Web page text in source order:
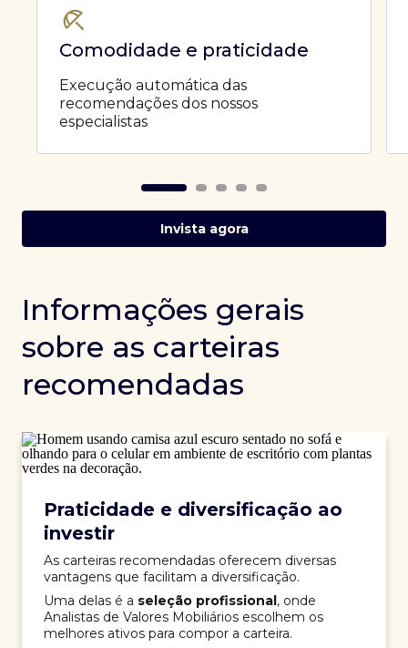
Comodidade e praticidade
Execução automática das
recomendações dos nossos
especialistas
Invista agora
Informações gerais
sobre as carteiras
recomendadas
Praticidade e diversificação ao
investir
As carteiras recomendadas oferecem diversas
vantagens que facilitam a diversificação.
Uma delas é a seleção profissional, onde
Analistas de Valores Mobiliários escolhem os
melhores ativos para compor a carteira.